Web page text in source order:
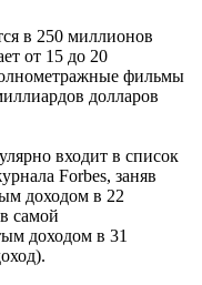
в 250 миллионов
от 15 до 20
фильмы
долларов
входит в список
Forbes, заняв
доходом в 22
самой
доходом в 31